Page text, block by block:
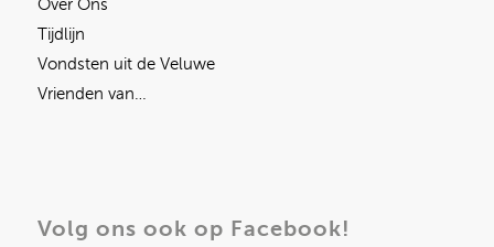
Over Ons
Tijdlijn
Vondsten uit de Veluwe
Vrienden van…
Volg ons ook op Facebook!